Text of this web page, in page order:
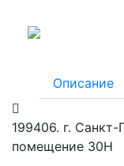
Описание
199406. г. Санкт-
помещение 30Н